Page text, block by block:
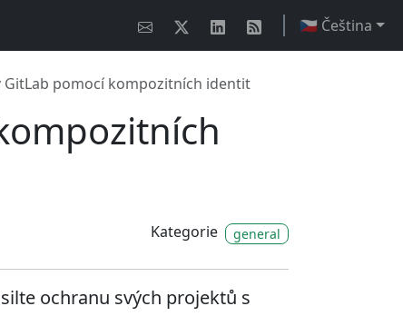
🇨🇿 Čeština
GitLab pomocí kompozitních identit
Kategorie general
ochranu svých projektů s